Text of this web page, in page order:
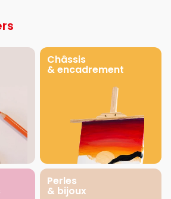
Châssis
& encadrement
Perles
& bijoux